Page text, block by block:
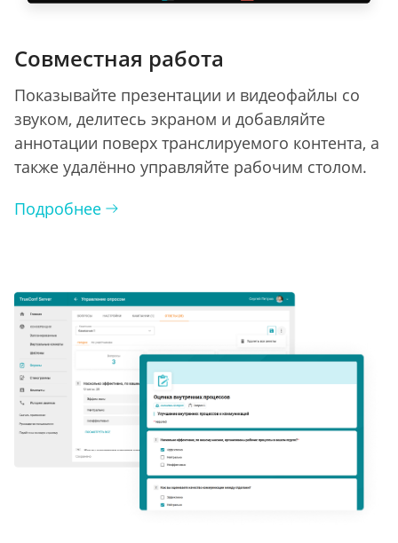
Совместная работа
Показывайте презентации и видеофайлы со
звуком, делитесь экраном и добавляйте
аннотации поверх транслируемого контента, а
также удалённо управляйте рабочим столом.
Подробнее